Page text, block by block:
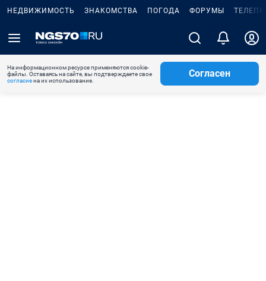
НЕДВИЖИМОСТЬ ЗНАКОМСТВА ПОГОДА ФОРУМЫ
На информационном ресурсе применяются cookie-
файлы. Оставаясь на сайте, вы подтверждаете свое
согласиена их использование.
Согласен